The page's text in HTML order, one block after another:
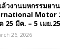
ล้วงานมหกรรมย
Motor
25 มีค. – 5 เมย
26, 2026